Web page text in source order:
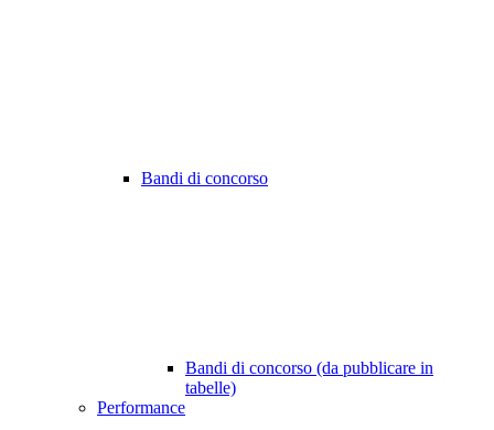
Bandi di concorso
Bandi di concorso (da pubblicare in
tabelle)
Performance